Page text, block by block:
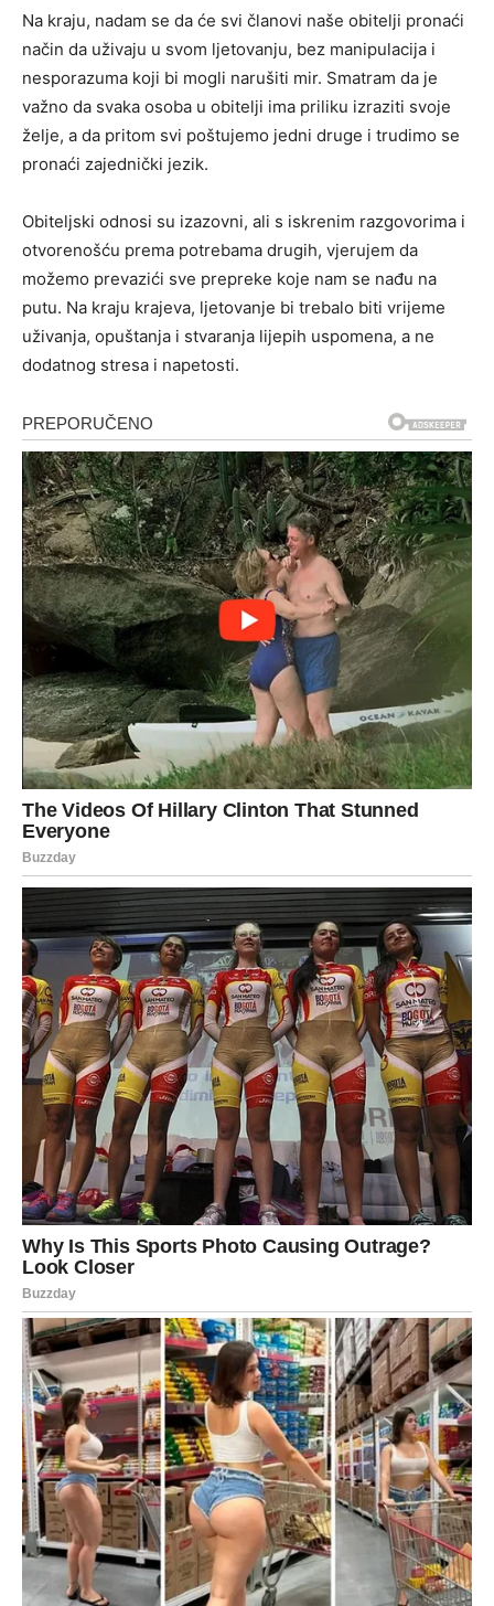
Na kraju, nadam se da će svi članovi naše obitelji pronaći
način da uživaju u svom ljetovanju, bez manipulacija i
nesporazuma koji bi mogli narušiti mir. Smatram da je
važno da svaka osoba u obitelji ima priliku izraziti svoje
želje, a da pritom svi poštujemo jedni druge i trudimo se
pronaći zajednički jezik.
Obiteljski odnosi su izazovni, ali s iskrenim razgovorima i
otvorenošću prema potrebama drugih, vjerujem da
možemo prevazići sve prepreke koje nam se nađu na
putu. Na kraju krajeva, ljetovanje bi trebalo biti vrijeme
uživanja, opuštanja i stvaranja lijepih uspomena, a ne
dodatnog stresa i napetosti.